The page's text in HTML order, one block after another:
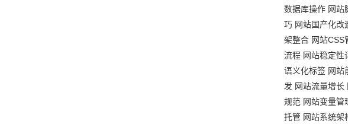
数据库操作 网站
巧 网站国产化改
架整合 网站CSS
流程 网站稳定性
语义化标签 网站
发 网站流量增长
规范 网站变量管
托管 网站系统架